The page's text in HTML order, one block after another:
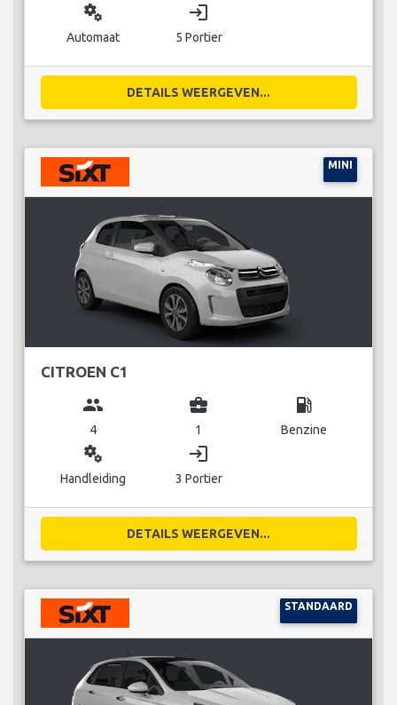
miscellaneous_services
Automaat
login
5 Portier
DETAILS WEERGEVEN...
MINI
CITROEN C1
group
4
business_center
1
local_gas_station
Benzine
miscellaneous_services
Handleiding
login
3 Portier
DETAILS WEERGEVEN...
STANDAARD